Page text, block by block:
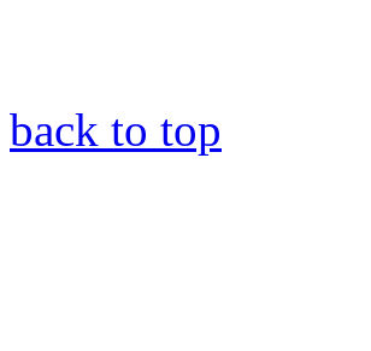
back to top